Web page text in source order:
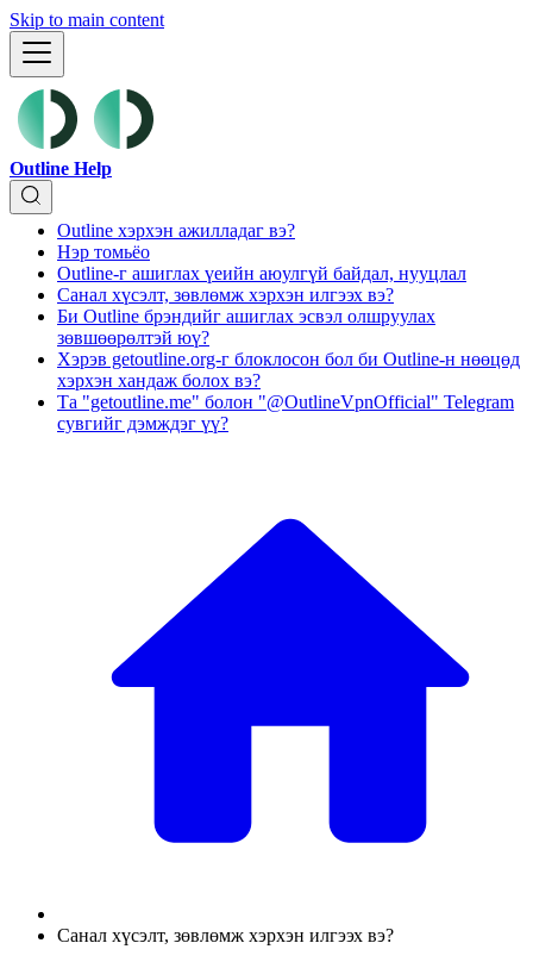
Skip to main content
Outline Help
Outline хэрхэн ажилладаг вэ?
Нэр томьёо
Outline-г ашиглах үеийн аюулгүй байдал, нууцлал
Санал хүсэлт, зөвлөмж хэрхэн илгээх вэ?
Би Outline брэндийг ашиглах эсвэл олшруулах
зөвшөөрөлтэй юү?
Хэрэв getoutline.org-г блоклосон бол би Outline-н нөөцөд
хэрхэн хандаж болох вэ?
Та "getoutline.me" болон "@OutlineVpnOfficial" Telegram
сувгийг дэмждэг үү?
Санал хүсэлт, зөвлөмж хэрхэн илгээх вэ?